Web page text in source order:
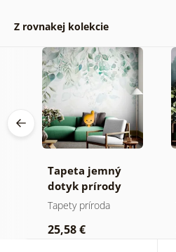
Z rovnakej kolekcie
Tapeta jemný
dotyk prírody
Tapety príroda
25,58 €